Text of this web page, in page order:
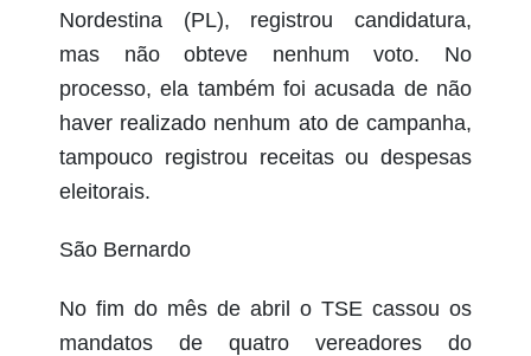
Nordestina (PL), registrou candidatura,
mas não obteve nenhum voto. No
processo, ela também foi acusada de não
haver realizado nenhum ato de campanha,
tampouco registrou receitas ou despesas
eleitorais.
São Bernardo
No fim do mês de abril o TSE cassou os
mandatos de quatro vereadores do